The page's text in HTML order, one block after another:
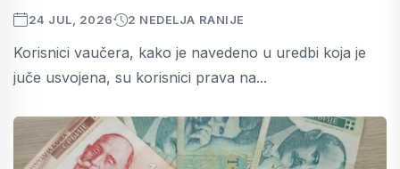
24 JUL, 2026 2 NEDELJA RANIJE
Korisnici vaučera, kako je navedeno u uredbi koja je
juče usvojena, su korisnici prava na...